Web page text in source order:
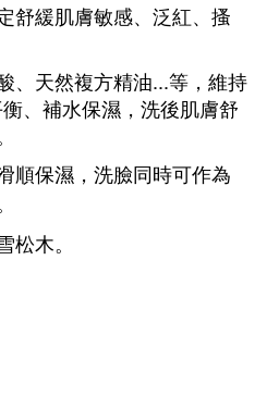
舒緩肌膚敏感、泛紅、搔
、天然複方精油...等，維持
、補水保濕，洗後肌膚舒
順保濕， 洗臉同時可作為
木。